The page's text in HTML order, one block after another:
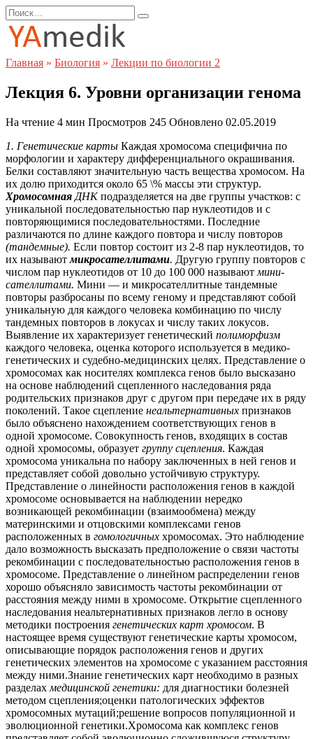
Перейти
к
содержанию
Search
for:
Главная » Биология » Лекции по биологии 2
Лекция 6. Уровни организации генома
На чтение 4 мин Просмотров 245 Обновлено 02.05.2019
1. Генетические карты Каждая хромосома специфична по
морфологии и характеру дифференциального окрашивания.
Белки составляют значительную часть вещества хромосом. На
их долю приходится около 65 \% массы эти структур.
Хромосомная ДНКподразделяется на две группы участков: с
уникальной последовательностью пар нуклеотидов и с
повторяющимися последовательностями. Последние
различаются по длине каждого повтора и числу повторов
(тандемные). Если повтор состоит из 2-8 пар нуклеотидов, то
их называютмикросателлитами. Другую группу повторов с
числом пар нуклеотидов от 10 до 100 000 называют мини-
сателлитами. Мини — и микросателлитные тандемные
повторы разбросаны по всему геному и представляют собой
уникальную для каждого человека комбинацию по числу
тандемных повторов в локусах и числу таких локусов.
Выявление их характеризует генетический полиморфизм
каждого человека, оценка которого используется в медико-
генетических и судебно-медицинских целях. Представление о
хромосомах как носителях комплекса генов было высказано
на основе наблюдений сцепленного наследования ряда
родительских признаков друг с другом при передаче их в ряду
поколений. Такое сцепление неальтернативных признаков
было объяснено нахождением соответствующих генов в
одной хромосоме. Совокупность генов, входящих в состав
одной хромосомы, образует группу сцепления. Каждая
хромосома уникальна по набору заключенных в ней генов и
представляет собой довольно устойчивую структуру.
Представление о линейности расположения генов в каждой
хромосоме основывается на наблюдении нередко
возникающей рекомбинации (взаимообмена) между
материнскими и отцовскими комплексами генов
расположенных в гомологичных хромосомах. Это наблюдение
дало возможность высказать предположение о связи частоты
рекомбинации с последовательностью расположения генов в
хромосоме. Представление о линейном распределении генов
хорошо объясняло зависимость частоты рекомбинации от
расстояния между ними в хромосоме. Открытие сцепленного
наследования неальтернативных признаков легло в основу
методики построения генетических карт хромосом. В
настоящее время существуют генетические карты хромосом,
описывающие порядок расположения генов и других
генетических элементов на хромосоме с указанием расстояния
между ними.Знание генетических карт необходимо в разных
разделах медицинской генетики: для диагностики болезней
методом сцепления;оценки патологических эффектов
хромосомных мутаций;решение вопросов популяционной и
эволюционной генетики.Хромосома как комплекс генов